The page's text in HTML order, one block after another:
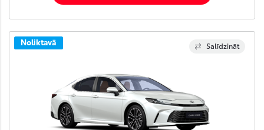
Salīdzināt
Noliktavā